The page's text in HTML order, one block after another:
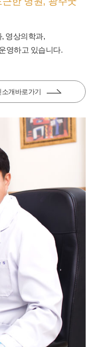
영상의학과,
영하고 있습니다.
소개바로가기